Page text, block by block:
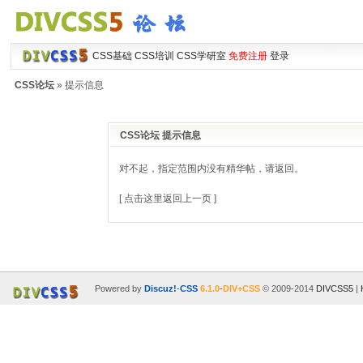
CSS基础 CSS培训 CSS学研室 免费注册 登录
CSS论坛 » 提示信息
CSS论坛 提示信息
对不起，指定范围内没有精华帖，请返回。
[ 点击这里返回上一页 ]
Powered byDiscuz!-CSS 6.1.0-DIV+CSS © 2009-2014 DIVCSS5 |